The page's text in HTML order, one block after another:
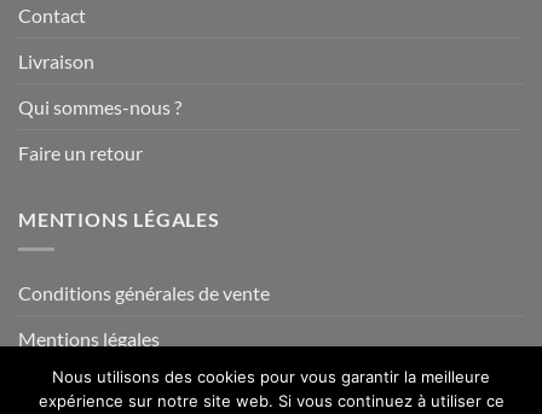
Contact
Livraison
Qui sommes-nous ?
Faire un retour
MENTIONS LÉGALES
Conditions générales de vente
Mentions légales
Nous utilisons des cookies pour vous garantir la meilleure
expérience sur notre site web. Si vous continuez à utiliser ce